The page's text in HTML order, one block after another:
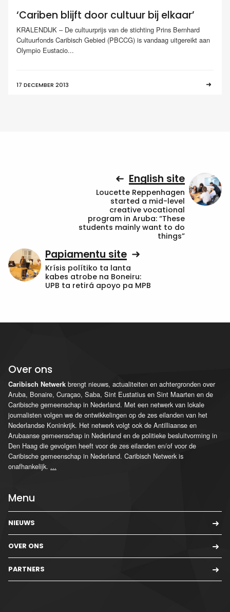
‘Cariben blijft door cultuur bij elkaar’
KRALENDIJK – De cultuurprijs van de stichting Prins Bernhard
Cultuurfonds Caribisch Gebied (PBCCG) is vandaag uitgereikt aan
Olympio Eustacio...
17 DECEMBER 2013
English site
Loucette Reppenhagen
started a mid-level
creative vocational
program in Aruba: “These
students mainly want to do
things”
Papiamentu site
Krísis polítiko ta lanta
kabes atrobe na Boneiru:
UPB ta retirá apoyo pa MPB
Over ons
Caribisch Netwerk brengt nieuws, actualiteiten en achtergronden over
Aruba, Bonaire, Curaçao, Saba, Sint Eustatius en Sint Maarten en de
Caribische gemeenschap in Nederland. Met een netwerk van lokale
journalisten volgen we de ontwikkelingen op de zes eilanden van het
Nederlandse Koninkrijk. Het netwerk volgt ook de Antilliaanse en
Arubaanse gemeenschap in Nederland en de politieke besluitvorming in
Den Haag die gevolgen heeft voor de zes eilanden en/of voor de
Caribische gemeenschap in Nederland. Caribisch Netwerk is
onafhankelijk. ...
Menu
NIEUWS
OVER ONS
PARTNERS